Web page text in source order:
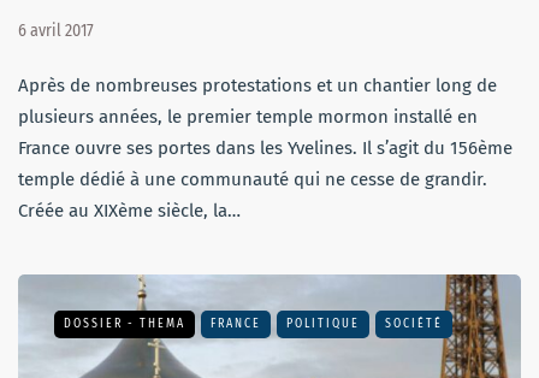
6 avril 2017
Après de nombreuses protestations et un chantier long de
plusieurs années, le premier temple mormon installé en
France ouvre ses portes dans les Yvelines. Il s’agit du 156ème
temple dédié à une communauté qui ne cesse de grandir.
Créée au XIXème siècle, la…
DOSSIER - THEMA FRANCE POLITIQUE SOCIÉTÉ